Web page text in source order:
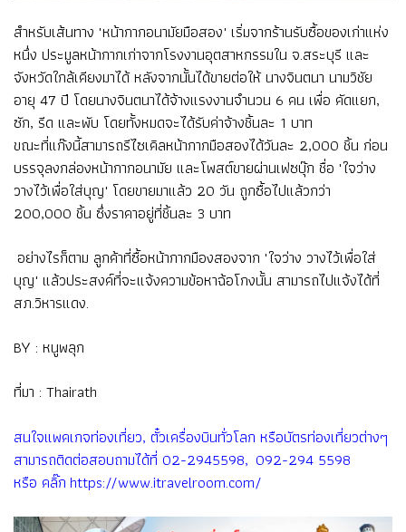
สำหรับเส้นทาง "หน้ากากอนามัยมือสอง" เริ่มจากร้านรับซื้อของเก่าแห่ง
หนึ่ง ประมูลหน้ากากเก่าจากโรงงานอุตสาหกรรมใน จ.สระบุรี และ
จังหวัดใกล้เคียงมาได้ หลังจากนั้นได้ขายต่อให้ นางจินตนา นามวิชัย
อายุ 47 ปี โดยนางจินตนาได้จ้างแรงงานจำนวน 6 คน เพื่อ คัดแยก,
ซัก, รีด และพับ โดยทั้งหมดจะได้รับค่าจ้างชิ้นละ 1 บาท
ขณะที่แก๊งนี้สามารถรีไซเคิลหน้ากากมือสองได้วันละ 2,000 ชิ้น ก่อน
บรรจุลงกล่องหน้ากากอนามัย และโพสต์ขายผ่านเฟซบุ๊ก ชื่อ "ใจว่าง
วางไว้เพื่อใส่บุญ" โดยขายมาแล้ว 20 วัน ถูกซื้อไปแล้วกว่า
200,000 ชิ้น ซึ่งราคาอยู่ที่ชิ้นละ 3 บาท
อย่างไรก็ตาม ลูกค้าที่ซื้อหน้ากากมืองสองจาก "ใจว่าง วางไว้เพื่อใส่
บุญ" แล้วประสงค์ที่จะแจ้งความข้อหาฉ้อโกงนั้น สามารถไปแจ้งได้ที่
สภ.วิหารแดง.
BY : หนูพลุก
ที่มา : Thairath
สนใจแพคเกจท่องเที่ยว, ตั๋วเครื่องบินทั่วโลก หรือบัตรท่องเที่ยวต่างๆ
สามารถติดต่อสอบถามได้ที่ 02-2945598, 092-294 5598
หรือ คลิ๊ก https://www.itravelroom.com/